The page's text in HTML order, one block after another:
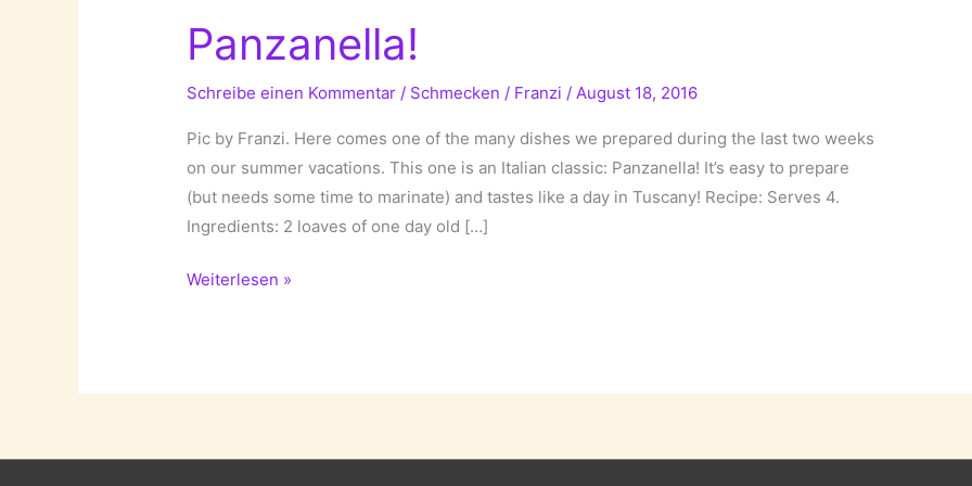
Panzanella!
Schreibe einen Kommentar / Schmecken / Franzi / August 18, 2016
Pic by Franzi. Here comes one of the many dishes we prepared during the last two weeks
on our summer vacations. This one is an Italian classic: Panzanella! It’s easy to prepare
(but needs some time to marinate) and tastes like a day in Tuscany! Recipe: Serves 4.
Ingredients: 2 loaves of one day old […]
Panzanella!
Weiterlesen »